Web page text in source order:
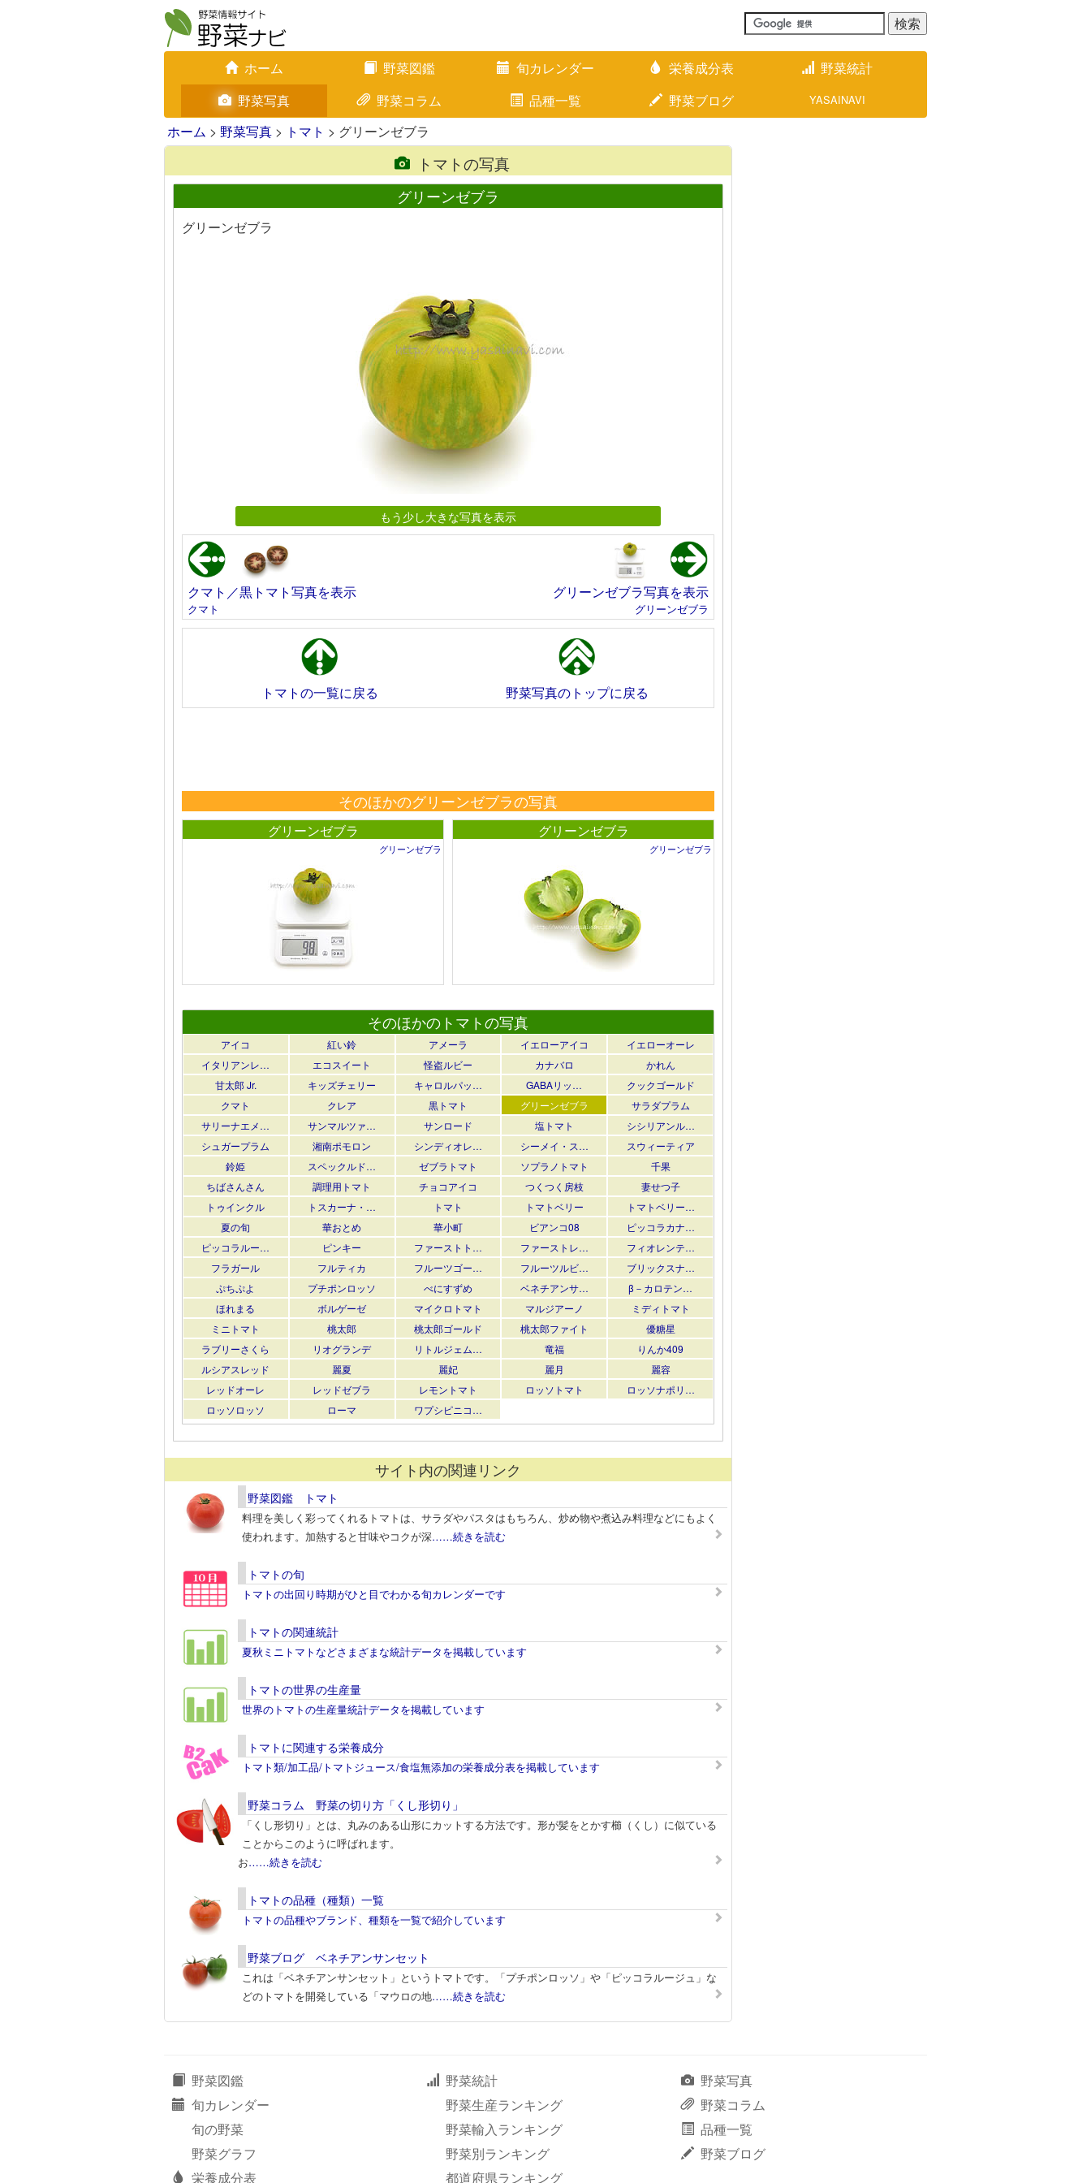
ホーム 野菜図鑑 旬カレンダー 栄養成分表
野菜統計
野菜写真
野菜コラム 品種一覧 野菜ブログ YASAINAVI
ホーム > 野菜写真 > トマト > グリーンゼブラ
トマトの写真
グリーンゼブラ
グリーンゼブラ
もう少し大きな写真を表示
クマト／黒トマト写真を表示
クマト
グリーンゼブラ写真を表示
グリーンゼブラ
トマトの一覧に戻る 野菜写真のトップに戻る
そのほかのグリーンゼブラの写真
グリーンゼブラ
グリーンゼブラ
グリーンゼブラ
グリーンゼブラ
そのほかのトマトの写真
アイコ 紅い鈴 アメーラ イエローアイコ
イエローオーレ
イタリアンレ…
エコスイート 怪盗ルビー カナバロ
かれん
甘太郎 Jr.
キッズチェリー キャロルパッ… GABAリッ…
クックゴールド
クマト
クレア 黒トマト グリーンゼブラ
サラダプラム
サリーナエメ…
サンマルツァ… サンロード 塩トマト
シシリアンル…
シュガープラム
湘南ポモロン シンディオレ… シーメイ・ス…
スウィーティア
鈴姫
スペックルド… ゼブラトマト ソプラノトマト
千果
ちばさんさん
調理用トマト チョコアイコ つくつく房枝
妻せつ子
トゥインクル
トスカーナ・… トマト トマトベリー
トマトベリー…
夏の旬
華おとめ 華小町 ビアンコ08
ピッコラカナ…
ピッコラルー…
ピンキー ファーストト… ファーストレ…
フィオレンテ…
フラガール
フルティカ フルーツゴー… フルーツルビ…
ブリックスナ…
ぷちぷよ
プチポンロッソ べにすずめ ベネチアンサ…
β－カロテン…
ほれまる
ボルゲーゼ マイクロトマト マルジアーノ
ミディトマト
ミニトマト
桃太郎 桃太郎ゴールド 桃太郎ファイト
優糖星
ラブリーさくら
リオグランデ リトルジェム… 竜福
りんか409
ルシアスレッド
麗夏 麗妃 麗月
麗容
レッドオーレ
レッドゼブラ レモントマト ロッソトマト
ロッソナポリ…
ロッソロッソ
ローマ ワプシピニコ…
サイト内の関連リンク
野菜図鑑 トマト
料理を美しく彩ってくれるトマトは、サラダやパスタはもちろん、炒め物や煮込み料理などにもよく
使われます。加熱すると甘味やコクが深……続きを読む
トマトの旬
トマトの出回り時期がひと目でわかる旬カレンダーです
トマトの関連統計
夏秋ミニトマトなどさまざまな統計データを掲載しています
トマトの世界の生産量
世界のトマトの生産量統計データを掲載しています
トマトに関連する栄養成分
トマト類/加工品/トマトジュース/食塩無添加の栄養成分表を掲載しています
野菜コラム 野菜の切り方「くし形切り」
「くし形切り」とは、丸みのある山形にカットする方法です。形が髪をとかす櫛（くし）に似ている
ことからこのように呼ばれます。
お……続きを読む
トマトの品種（種類）一覧
トマトの品種やブランド、種類を一覧で紹介しています
野菜ブログ ベネチアンサンセット
これは「ベネチアンサンセット」というトマトです。「プチポンロッソ」や「ピッコラルージュ」な
どのトマトを開発している「マウロの地……続きを読む
野菜図鑑
旬カレンダー
旬の野菜
野菜グラフ
栄養成分表
野菜統計
野菜生産ランキング
野菜輸入ランキング
野菜別ランキング
都道府県ランキング
野菜写真
野菜コラム
品種一覧
野菜ブログ